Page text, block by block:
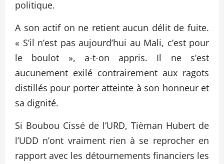
politique.
A son actif on ne retient aucun délit de fuite.
« S’il n’est pas aujourd’hui au Mali, c’est pour
le boulot », a-t-on appris. Il ne s’est
aucunement exilé contrairement aux ragots
distillés pour porter atteinte à son honneur et
sa dignité.
Si Boubou Cissé de l’URD, Tièman Hubert de
l’UDD n’ont vraiment rien à se reprocher en
rapport avec les détournements financiers les